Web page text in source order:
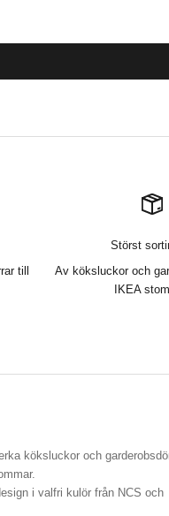
till
Störst
Av köksluckor och
IKEA
köksluckor och
i valfri kulör från NCS och